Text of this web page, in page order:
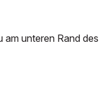
unteren Rand